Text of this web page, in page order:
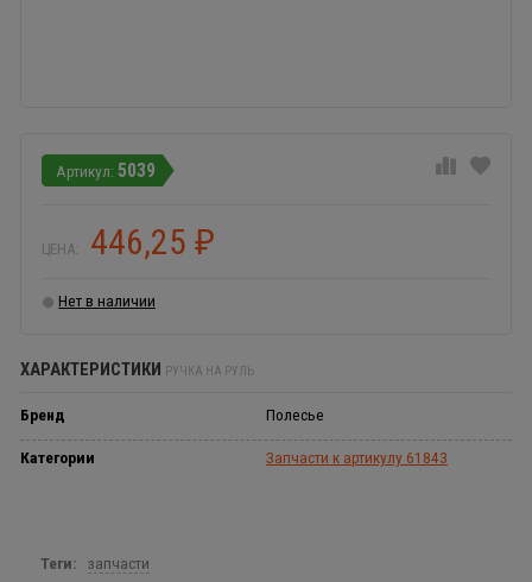
5039
ЦЕНА: 446,25 ₽
Нет в наличии
ХАРАКТЕРИСТИКИ РУЧКА НА РУЛЬ
Бренд Полесье
Категории Запчасти к артикулу 61843
Теги: запчасти